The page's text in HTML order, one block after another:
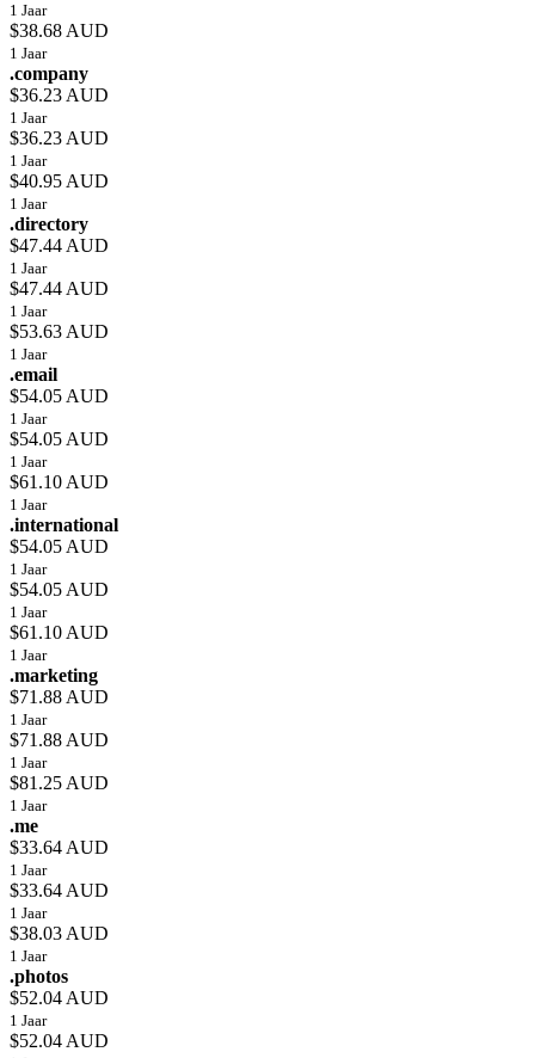
1 Jaar
$38.68 AUD
1 Jaar
.company
$36.23 AUD
1 Jaar
$36.23 AUD
1 Jaar
$40.95 AUD
1 Jaar
.directory
$47.44 AUD
1 Jaar
$47.44 AUD
1 Jaar
$53.63 AUD
1 Jaar
.email
$54.05 AUD
1 Jaar
$54.05 AUD
1 Jaar
$61.10 AUD
1 Jaar
.international
$54.05 AUD
1 Jaar
$54.05 AUD
1 Jaar
$61.10 AUD
1 Jaar
.marketing
$71.88 AUD
1 Jaar
$71.88 AUD
1 Jaar
$81.25 AUD
1 Jaar
.me
$33.64 AUD
1 Jaar
$33.64 AUD
1 Jaar
$38.03 AUD
1 Jaar
.photos
$52.04 AUD
1 Jaar
$52.04 AUD